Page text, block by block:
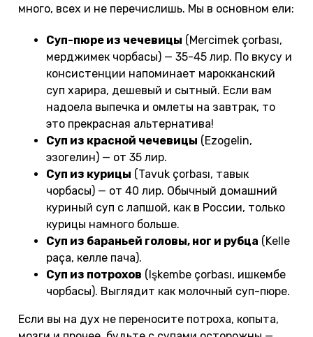
много, всех и не перечислишь. Мы в основном ели:
Суп-пюре из чечевицы (Mercimek çorbası,
мерджимек чорбасы) — 35-45 лир. По вкусу и
консистенции напоминает марокканский
суп харира, дешевый и сытный. Если вам
надоела выпечка и омлеты на завтрак, то
это прекрасная альтернатива!
Суп из красной чечевицы (Ezogelin,
эзогелин) — от 35 лир.
Суп из курицы (Tavuk çorbası, тавык
чорбасы) — от 40 лир. Обычный домашний
куриный суп с лапшой, как в России, только
курицы намного больше.
Суп из бараньей головы, ног и рубца (Kelle
paça, келле пача).
Суп из потрохов (Işkembe çorbası, ишкембе
чорбасы). Выглядит как молочный суп-пюре.
Если вы на дух не переносите потроха, копыта,